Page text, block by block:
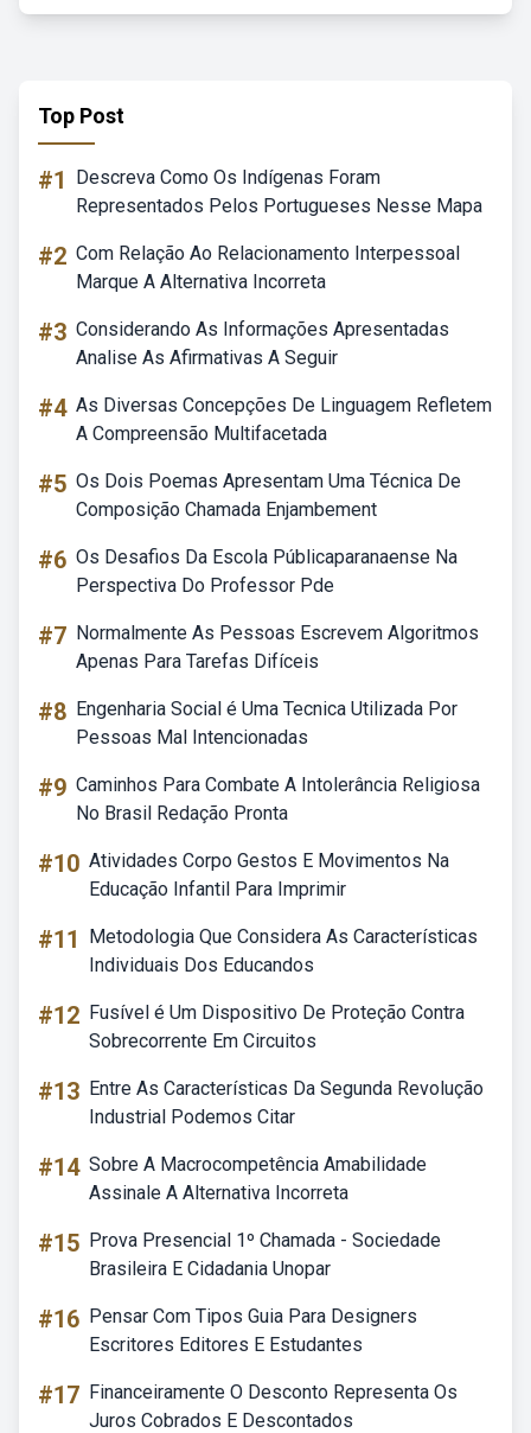
Top Post
#1
Descreva Como Os Indígenas Foram
Representados Pelos Portugueses Nesse Mapa
#2 Com Relação Ao Relacionamento Interpessoal
Marque A Alternativa Incorreta
#3 Considerando As Informações Apresentadas
Analise As Afirmativas A Seguir
#4 As Diversas Concepções De Linguagem Refletem
A Compreensão Multifacetada
#5 Os Dois Poemas Apresentam Uma Técnica De
Composição Chamada Enjambement
#6 Os Desafios Da Escola Públicaparanaense Na
Perspectiva Do Professor Pde
#7 Normalmente As Pessoas Escrevem Algoritmos
Apenas Para Tarefas Difíceis
#8 Engenharia Social é Uma Tecnica Utilizada Por
Pessoas Mal Intencionadas
#9 Caminhos Para Combate A Intolerância Religiosa
No Brasil Redação Pronta
#10 Atividades Corpo Gestos E Movimentos Na
Educação Infantil Para Imprimir
#11
Metodologia Que Considera As Características
Individuais Dos Educandos
#12 Fusível é Um Dispositivo De Proteção Contra
Sobrecorrente Em Circuitos
#13 Entre As Características Da Segunda Revolução
Industrial Podemos Citar
#14 Sobre A Macrocompetência Amabilidade
Assinale A Alternativa Incorreta
#15 Prova Presencial 1º Chamada - Sociedade
Brasileira E Cidadania Unopar
#16 Pensar Com Tipos Guia Para Designers
Escritores Editores E Estudantes
#17 Financeiramente O Desconto Representa Os
Juros Cobrados E Descontados